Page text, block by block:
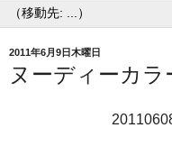
2011年6月9日木曜日
ヌーディーカラ